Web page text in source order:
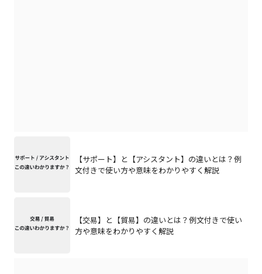
【サポート】と【アシスタント】の違いとは？例
文付きで使い方や意味をわかりやすく解説
【交易】と【貿易】の違いとは？例文付きで使い
方や意味をわかりやすく解説